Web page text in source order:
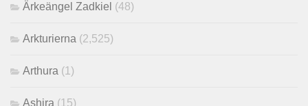
Ärkeängel Zadkiel (48)
Arkturierna (2,525)
Arthura (1)
Ashira (15)